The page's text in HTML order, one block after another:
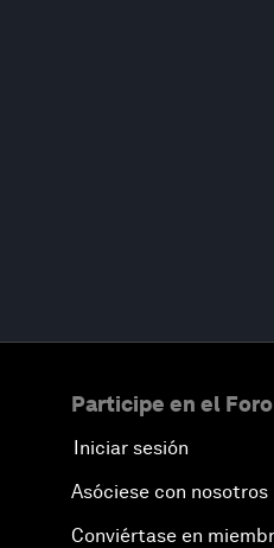
Participe en el Foro
Iniciar sesión
Asóciese con nosotros
Conviértase en